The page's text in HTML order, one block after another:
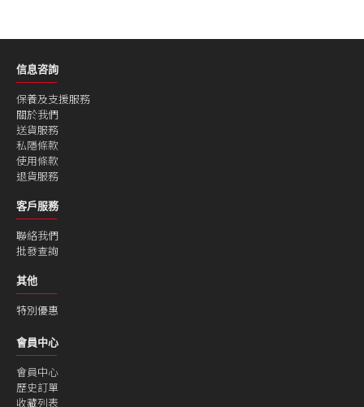
信息咨詢
保養及支援服務
關於我們
送貨服務
私隱條款
使用條款
退貨服務
客戶服務
聯絡我們
批發查詢
其他
特別優惠
會員中心
會員中心
歷史訂單
收藏列表